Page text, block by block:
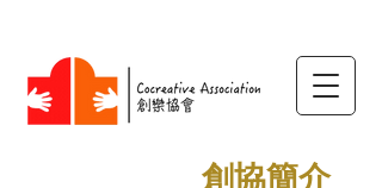
​創協簡介